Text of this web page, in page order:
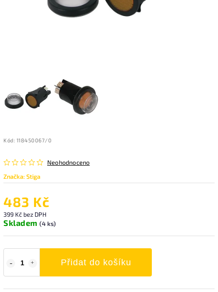
Kód: 118450067/0
Neohodnoceno
Značka:Stiga
483 Kč
399 Kč bez DPH
Skladem (4 ks)
Přidat do košíku